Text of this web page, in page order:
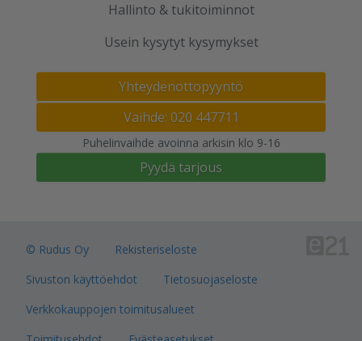
Hallinto & tukitoiminnot
Usein kysytyt kysymykset
Yhteydenottopyyntö
Vaihde: 020 447711
Puhelinvaihde avoinna arkisin klo 9-16
Pyydä tarjous
© Rudus Oy
Rekisteriseloste
Sivuston käyttöehdot
Tietosuojaseloste
Verkkokauppojen toimitusalueet